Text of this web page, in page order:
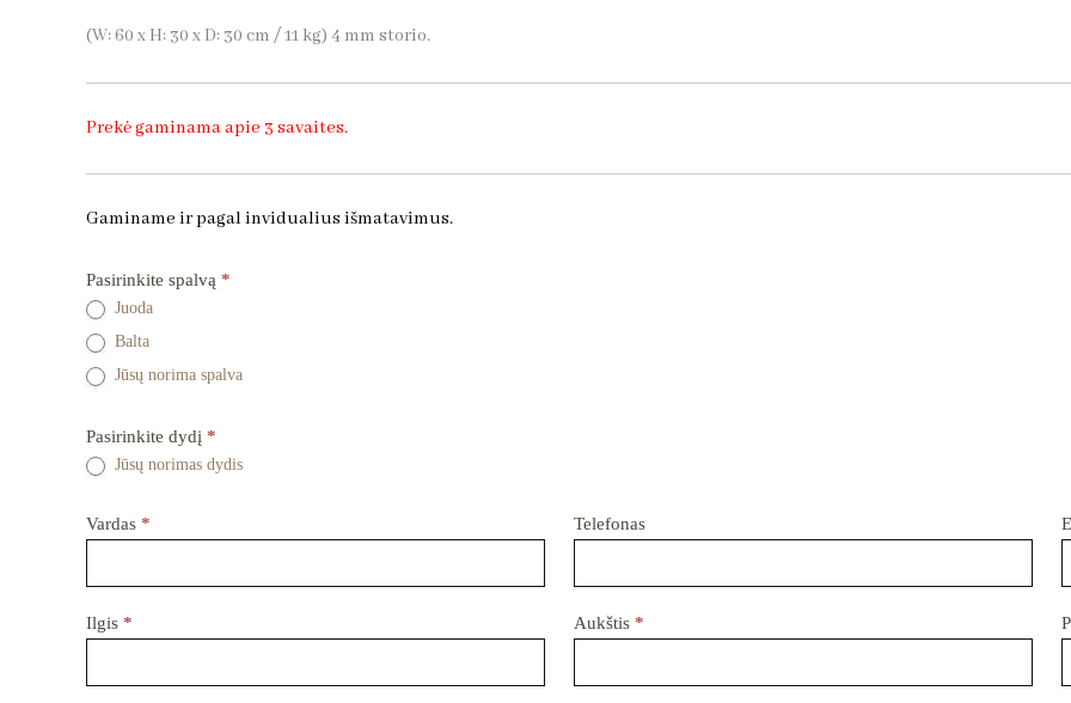
(W: 60 x H: 30 x D: 30 cm / 11 kg) 4 mm storio.
Prekė gaminama apie 3 savaites.
Gaminame ir pagal invidualius išmatavimus.
Staliukas
Bell
-
Užklausos
forma
Pasirinkite spalvą *
Juoda
Balta
Jūsų norima spalva
Pasirinkite dydį *
Jūsų norimas dydis
Vardas * Telefonas
Ilgis * Aukštis *